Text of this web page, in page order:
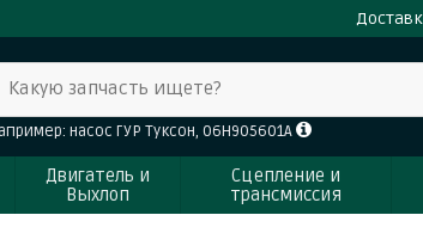
Какую запчасть ищете?
насос ГУР Туксон, 06H905601A
Двигатель и
Выхлоп
Сцепление и
трансмиссия